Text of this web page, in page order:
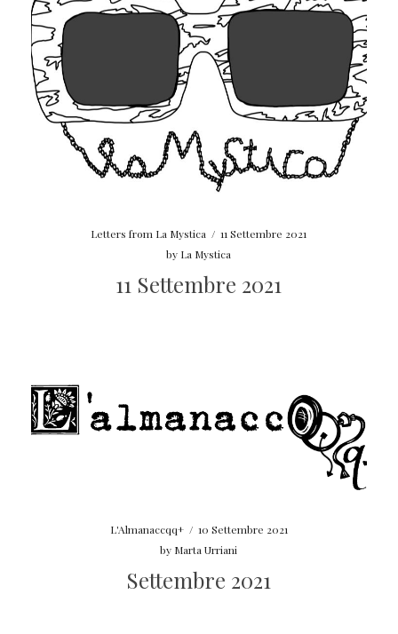
Letters from La Mystica / 11 Settembre 2021
by La Mystica
11 Settembre 2021
L'Almanaccqq+ / 10 Settembre 2021
by Marta Urriani
Settembre 2021